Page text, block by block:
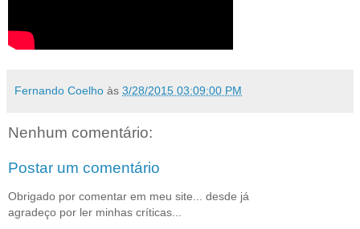
Fernando Coelho às 3/28/2015 03:09:00 PM
Nenhum comentário:
Postar um comentário
Obrigado por comentar em meu site... desde já
agradeço por ler minhas críticas...